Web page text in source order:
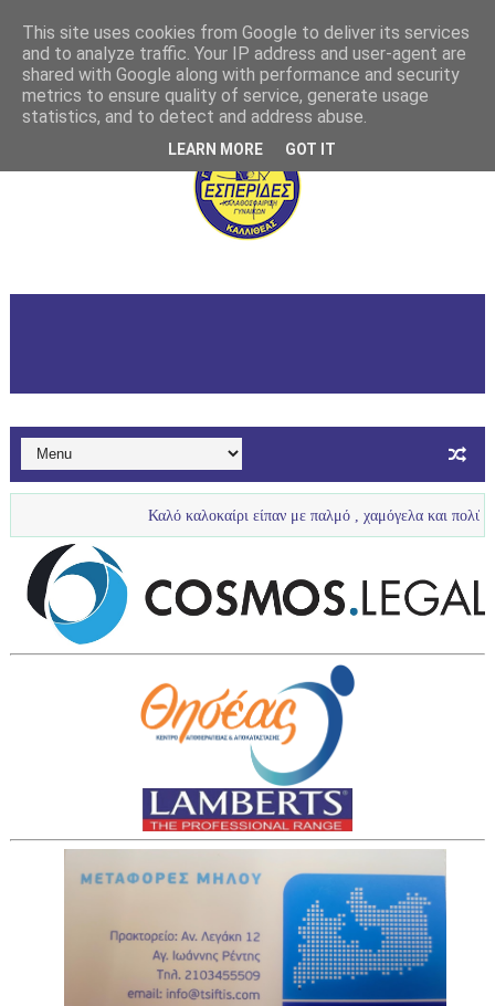
Καλό καλοκαίρι είπαν με παλμό , χαμόγελα και πολύ νερό τα
This site uses cookies from Google to deliver its services
and to analyze traffic. Your IP address and user-agent are
shared with Google along with performance and security
metrics to ensure quality of service, generate usage
statistics, and to detect and address abuse.
LEARN MORE GOT IT